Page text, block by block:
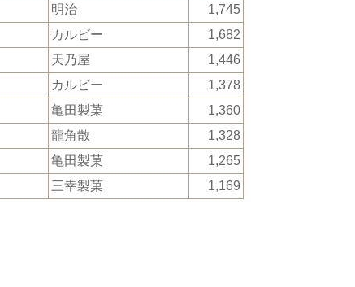
明治
1,745
カルビー
1,682
天乃屋
1,446
カルビー
1,378
亀田製菓
1,360
龍角散
1,328
亀田製菓
1,265
三幸製菓 1,169